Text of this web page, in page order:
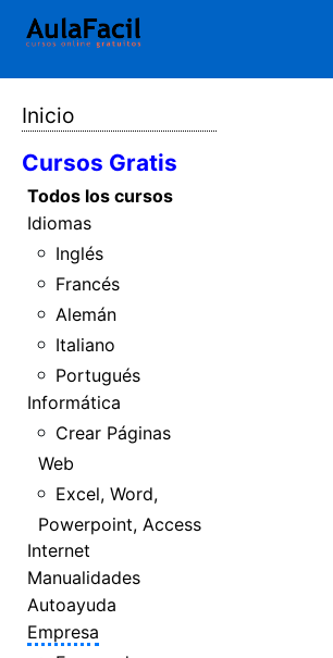
Inicio
Cursos Gratis
Todos los cursos
Idiomas
Inglés
Francés
Alemán
Italiano
Portugués
Informática
Crear Páginas
Web
Excel, Word,
Powerpoint, Access
Internet
Manualidades
Autoayuda
Empresa